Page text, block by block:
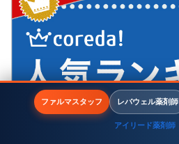
ファルマスタッフ レバウェル薬剤師
アイリード薬剤師